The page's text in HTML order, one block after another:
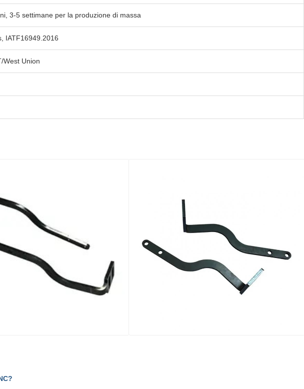
3-5 settimane per la produzione di massa
IATF16949.2016
West Union